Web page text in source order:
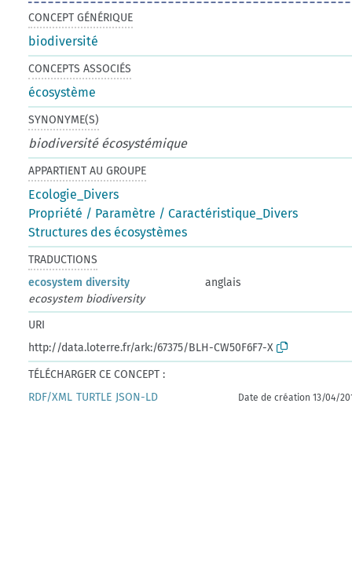
CONCEPT GÉNÉRIQUE
biodiversité
CONCEPTS ASSOCIÉS
écosystème
SYNONYME(S)
biodiversité écosystémique
APPARTIENT AU GROUPE
Ecologie_Divers
Propriété / Paramètre / Caractéristique_Divers
Structures des écosystèmes
TRADUCTIONS
ecosystem diversity
anglais
ecosystem biodiversity
URI
http://data.loterre.fr/ark:/67375/BLH-CW50F6F7-X
TÉLÉCHARGER CE CONCEPT :
RDF/XML TURTLE JSON-LD Date de création 13/04/